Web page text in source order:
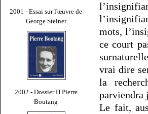
2001 - Essai sur l'œuvre de
George Steiner
2002 - Dossier H Pierre
Boutang
mots,
ce court
vrai dire
la
parviendra
Le fait,